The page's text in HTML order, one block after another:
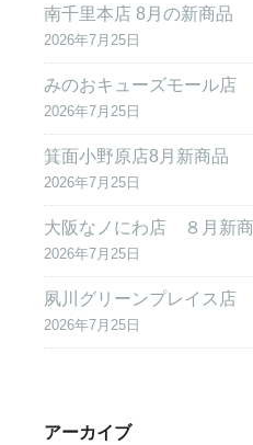
南千里本店 8月の新商品
2026年7月25日
みのおキューズモール店
2026年7月25日
箕面小野原店8月新商品
2026年7月25日
大阪なノにわ店 ８月新
2026年7月25日
夙川グリーンプレイス店
2026年7月25日
アーカイブ